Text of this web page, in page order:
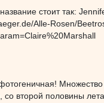
стоит так:
Alle-Rosen/
со второй половины